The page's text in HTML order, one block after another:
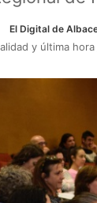
El Digital de
y última hora